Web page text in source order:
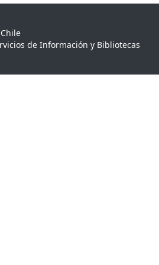
de Información y Bibliotecas